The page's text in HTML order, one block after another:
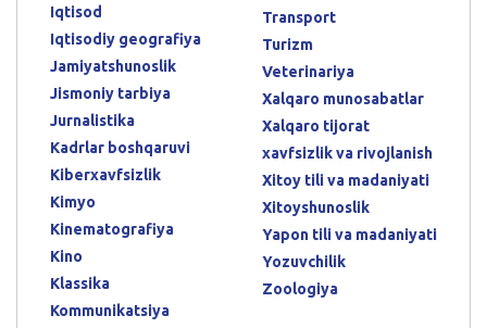
Iqtisod
Iqtisodiy geografiya
Jamiyatshunoslik
Jismoniy tarbiya
Jurnalistika
Kadrlar boshqaruvi
Kiberxavfsizlik
Kimyo
Kinematografiya
Kino
Klassika
Kommunikatsiya
Transport
Turizm
Veterinariya
Xalqaro munosabatlar
Xalqaro tijorat
xavfsizlik va rivojlanish
Xitoy tili va madaniyati
Xitoyshunoslik
Yapon tili va madaniyati
Yozuvchilik
Zoologiya